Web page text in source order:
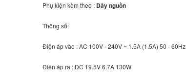
Phụ kiện kèm theo : Dây nguồn
Thông số:
Điện áp vào : AC 100V - 240V ~ 1.5A (1.5A) 50 - 60Hz
Điện áp ra : DC 19.5V 6.7A 130W